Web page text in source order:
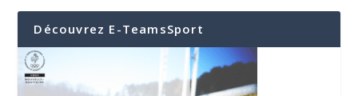
Découvrez E-TeamsSport